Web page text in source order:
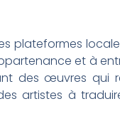
plateformes
et à
des œuvres qui
artistes à